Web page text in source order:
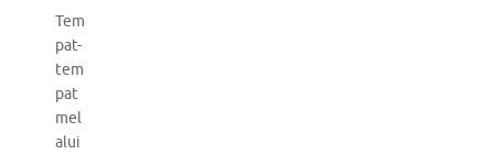
Tem
pat-
tem
pat
mel
alui